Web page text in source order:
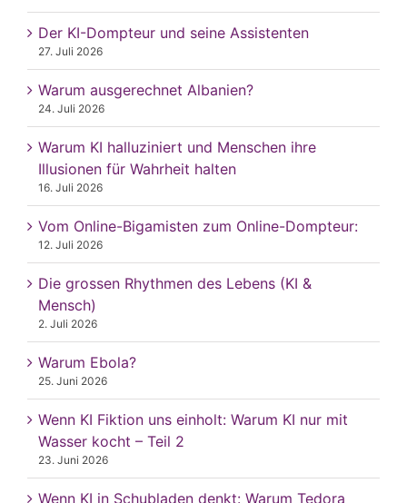
Der KI-Dompteur und seine Assistenten
27. Juli 2026
Warum ausgerechnet Albanien?
24. Juli 2026
Warum KI halluziniert und Menschen ihre
Illusionen für Wahrheit halten
16. Juli 2026
Vom Online-Bigamisten zum Online-Dompteur:
12. Juli 2026
Die grossen Rhythmen des Lebens (KI &
Mensch)
2. Juli 2026
Warum Ebola?
25. Juni 2026
Wenn KI Fiktion uns einholt: Warum KI nur mit
Wasser kocht – Teil 2
23. Juni 2026
Wenn KI in Schubladen denkt: Warum Tedora